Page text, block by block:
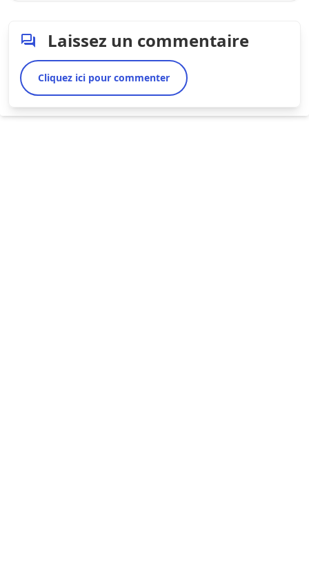
Laissez un commentaire
Cliquez ici pour commenter